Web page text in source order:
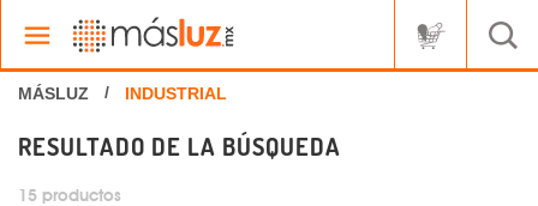
RESULTADO DE LA BÚSQUEDA
15 productos